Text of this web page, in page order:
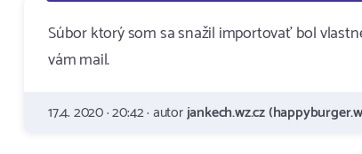
Súbor ktorý som sa snažil importovať bol
vám mail.
17.4. 2020 · 20:42 · autorjankech.wz.cz